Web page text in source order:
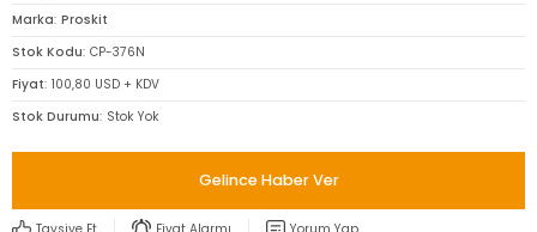
Marka Proskit
Stok Kodu CP-376N
Fiyat 100,80 USD + KDV
Stok Durumu Stok Yok
Gelince Haber Ver